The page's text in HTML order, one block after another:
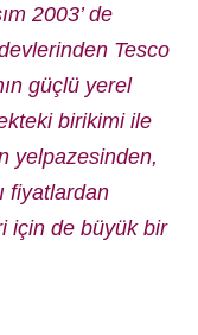
2003’ de
Tesco
güçlü yerel
birikimi ile
yelpazesinden,
fiyatlardan
için de büyük bir